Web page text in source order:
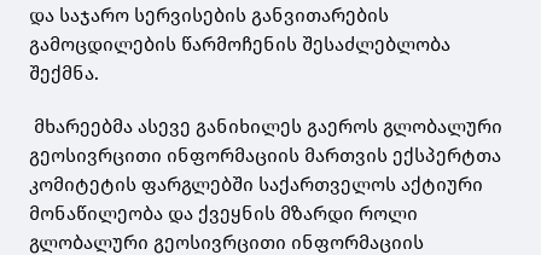
და საჯარო სერვისების განვითარების
გამოცდილების წარმოჩენის შესაძლებლობა
შექმნა.
მხარეებმა ასევე განიხილეს გაეროს გლობალური
გეოსივრცითი ინფორმაციის მართვის ექსპერტთა
კომიტეტის ფარგლებში საქართველოს აქტიური
მონაწილეობა და ქვეყნის მზარდი როლი
გლობალური გეოსივრცითი ინფორმაციის